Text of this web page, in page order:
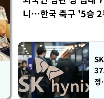
니…한국 축구 '5승
정